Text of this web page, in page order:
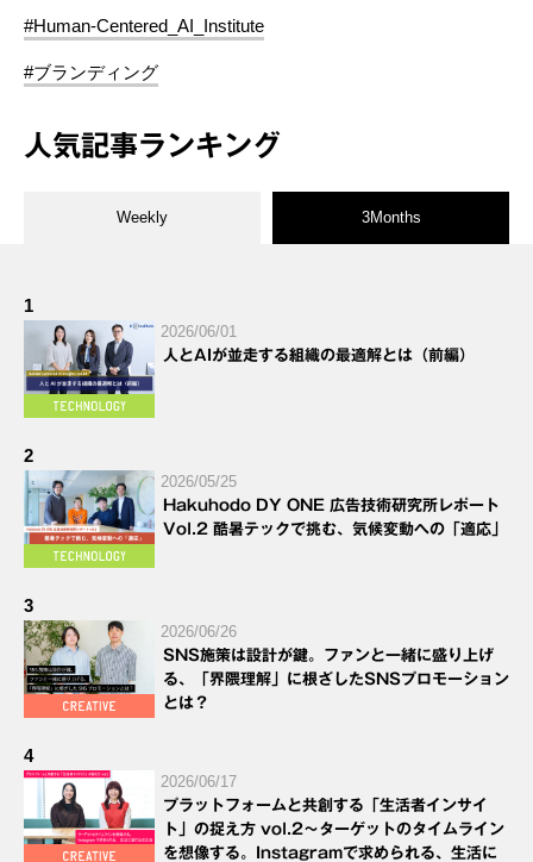
#Human-Centered_AI_Institute
#ブランディング
人気記事ランキング
Weekly 3Months
1
2026/06/01
人とAIが並走する組織の最適解とは（前編）
2
2026/05/25
Hakuhodo DY ONE 広告技術研究所レポート
Vol.2 酷暑テックで挑む、気候変動への「適応」
3
2026/06/26
SNS施策は設計が鍵。ファンと一緒に盛り上げ
る、「界隈理解」に根ざしたSNSプロモーション
とは？
4
2026/06/17
プラットフォームと共創する「生活者インサイ
ト」の捉え方 vol.2～ターゲットのタイムライン
を想像する。Instagramで求められる、生活に